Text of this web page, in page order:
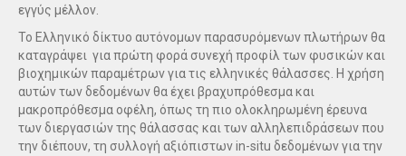
εγγύς μέλλον.
Το Ελληνικό δίκτυο αυτόνομων παρασυρόμενων πλωτήρων θα
καταγράψει για πρώτη φορά συνεχή προφίλ των φυσικών και
βιοχημικών παραμέτρων για τις ελληνικές θάλασσες. Η χρήση
αυτών των δεδομένων θα έχει βραχυπρόθεσμα και
μακροπρόθεσμα οφέλη, όπως τη πιο ολοκληρωμένη έρευνα
των διεργασιών της θάλασσας και των αλληλεπιδράσεων που
την διέπουν, τη συλλογή αξιόπιστων in-situ δεδομένων για την